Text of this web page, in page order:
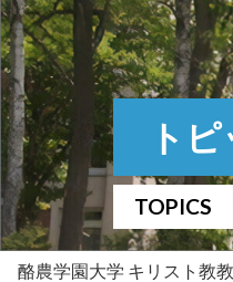
ト
TOPICS
酪農学園大学 キリスト教